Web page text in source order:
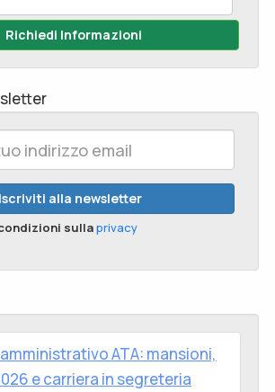
Richiedi Informazioni
sullaprivacy
ATA: mansioni,
e carriera in segreteria